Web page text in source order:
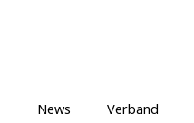
News Verband